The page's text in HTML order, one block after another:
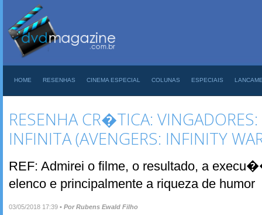
HOME RESENHAS CINEMA ESPECIAL COLUNAS ESPECIAIS
RESENHA CR�TICA: VINGADORES:
INFINITA (AVENGERS: INFINITY
REF: Admirei o filme, o resultado, a
elenco e principalmente a riqueza de humor
03/05/2018 17:39 • Por Rubens Ewald Filho